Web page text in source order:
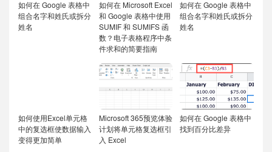
如何在 Google 表格中
组合名字和姓氏或拆分
姓名
如何在 Microsoft Excel
和 Google 表格中使用
SUMIF 和 SUMIFS 函
数？电子表格程序中条
件求和的简要指南
如何在 Google 表格中
组合名字和姓氏或拆分
姓名
如何使用Excel单元格
中的复选框使数据输入
变得更加简单
Microsoft 365预览体验
计划将单元格复选框引
入 Excel
如何在 Google 表格中
找到百分比差异